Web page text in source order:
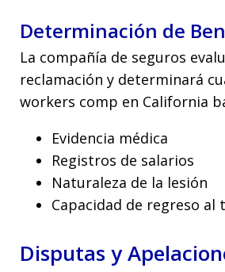
Determinación de
La compañía de seguros
reclamación y determinará
workers comp en California
Evidencia médica
Registros de salarios
Naturaleza de la lesión
Capacidad de regreso al
Disputas y